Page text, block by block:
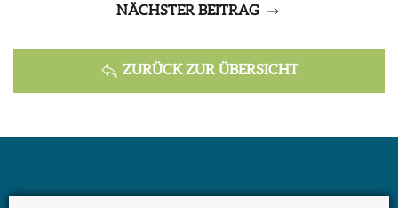
NÄCHSTER BEITRAG
ZURÜCK ZUR ÜBERSICHT